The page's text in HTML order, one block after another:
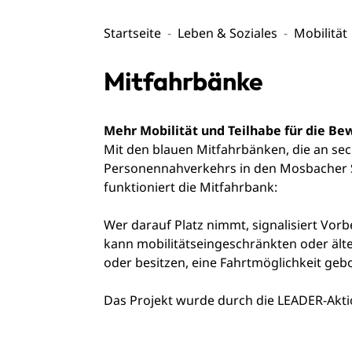
Startseite Leben & Soziales Mobilität
Mitfahrbänke
Mehr Mobilität und Teilhabe für die
Mit den blauen Mitfahrbänken, die an
Personennahverkehrs in den
funktioniert die Mitfahrbank:
Wer darauf Platz nimmt, signalisiert
kann mobilitätseingeschränkten oder
oder besitzen, eine Fahrtmöglichkeit
Das Projekt wurde durch die LEADER-